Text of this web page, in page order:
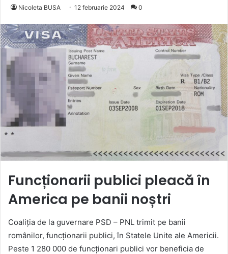
Nicoleta BUSA 12 februarie 2024 0
Funcționarii publici pleacă în
America pe banii noștri
Coaliția de la guvernare PSD – PNL trimit pe banii
românilor, funcționarii publici, în Statele Unite ale Americii.
Peste 1 280 000 de funcționari publici vor beneficia de